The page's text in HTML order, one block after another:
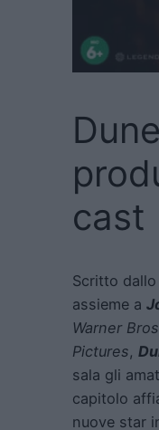
cast
Scritto
assieme a
Warner
Pictures,
sala gli
capitolo
nuove star